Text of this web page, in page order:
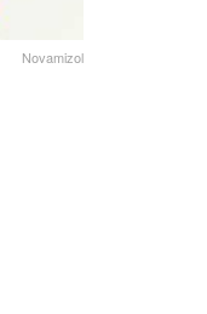
Novamizol